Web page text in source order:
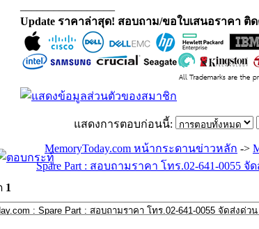
Update ราคาล่าสุด! สอบถาม/ขอใบเสนอราคา ติด
แสดงการตอบก่อนนี้:
MemoryToday.com หน้ากระดานข่าวหลัก ->
Spare Part : สอบถามราคา โทร.02-641-0055 จั
1